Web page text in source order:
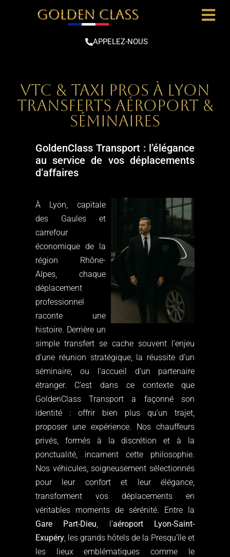
APPELEZ-NOUS
VTC & Taxi pros à Lyon
Transferts aéroport &
séminaireS
GoldenClass Transport : l’élégance
au service de vos déplacements
d’affaires
À Lyon, capitale
des Gaules et
carrefour
économique de la
région Rhône-
Alpes, chaque
déplacement
professionnel
raconte une
histoire. Derrière un
simple transfert se cache souvent l’enjeu
d’une réunion stratégique, la réussite d’un
séminaire, ou l’accueil d’un partenaire
étranger. C’est dans ce contexte que
GoldenClass Transport a façonné son
identité : offrir bien plus qu’un trajet,
proposer une expérience. Nos chauffeurs
privés, formés à la discrétion et à la
ponctualité, incarnent cette philosophie.
Nos véhicules, soigneusement sélectionnés
pour leur confort et leur élégance,
transforment vos déplacements en
véritables moments de sérénité. Entre la
Gare Part-Dieu , l’aéroport Lyon-Saint-
Exupéry, les grands hôtels de la Presqu’île et
les lieux emblématiques comme le